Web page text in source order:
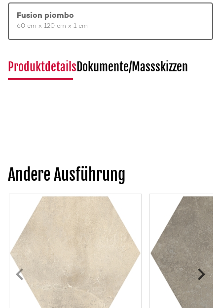
Fusion piombo
60 cm x 120 cm x 1 cm
ProduktdetailsDokumente/Massskizzen
Andere Ausführung